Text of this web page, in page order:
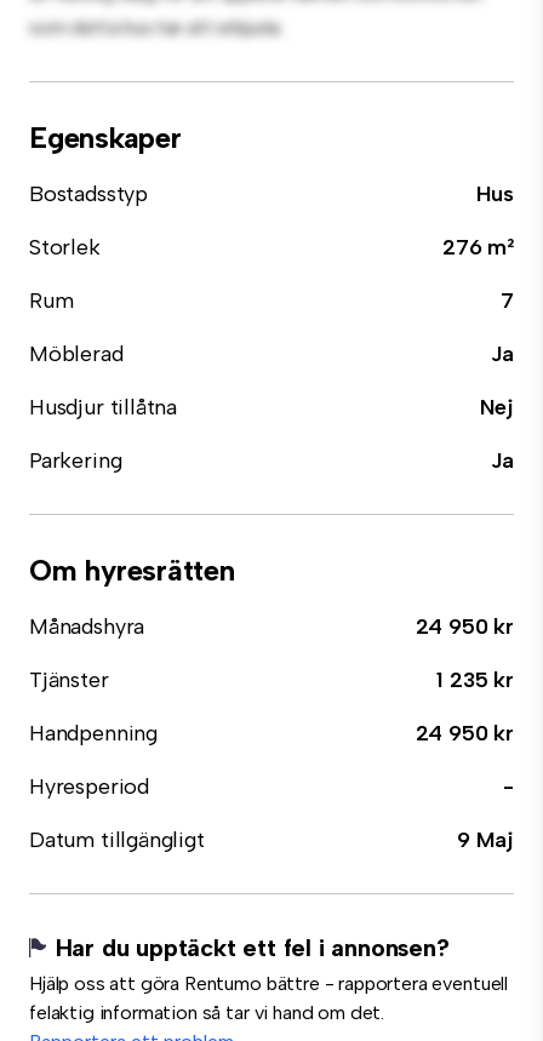
som detta hus har att erbjuda.
Egenskaper
Bostadsstyp
Hus
Storlek
276 m²
Rum
7
Möblerad
Ja
Husdjur tillåtna
Nej
Parkering
Ja
Om hyresrätten
Månadshyra
24 950 kr
Tjänster
1 235 kr
Handpenning
24 950 kr
Hyresperiod
-
Datum tillgängligt
9 Maj
Har du upptäckt ett fel i annonsen?
Hjälp oss att göra Rentumo bättre - rapportera eventuell
felaktig information så tar vi hand om det.